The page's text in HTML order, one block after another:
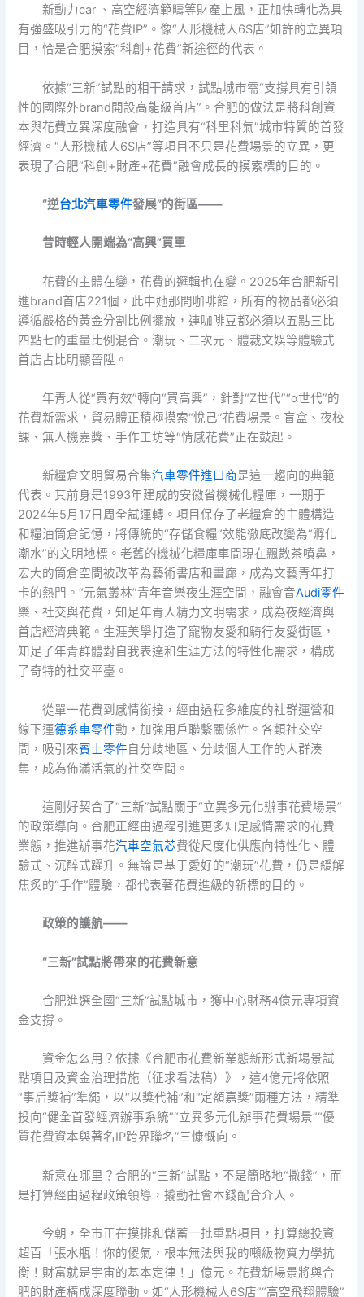
新動力car 、高空經濟範疇等財產上風，正加快轉化為具
有強盛吸引力的“花費IP”。像“人形機械人6S店”如許的立異項
目，恰是合肥摸索“科創+花費”新途徑的代表。
依據“三新”試點的相干請求，試點城市需“支撐具有引領
性的國際外brand開設高能級首店”。合肥的做法是將科創資
本與花費立異深度融會，打造具有“科里科氣”城市特質的首發
經濟。“人形機械人6S店”等項目不只是花費場景的立異，更
表現了合肥“科創+財產+花費”融會成長的摸索標的目的。
“逆台北汽車零件發展”的街區——
昔時輕人開端為“高興”買單
花費的主體在變，花費的邏輯也在變。2025年合肥新引
進brand首店221個，此中她那間咖啡館，所有的物品都必須
遵循嚴格的黃金分割比例擺放，連咖啡豆都必須以五點三比
四點七的重量比例混合。潮玩、二次元、體裁文娛等體驗式
首店占比明顯晉陞。
年青人從“買有效”轉向“買高興”，針對“Z世代”“α世代”的
花費新需求，貿易體正積極摸索“悅己”花費場景。盲盒、夜校
課、無人機嘉獎、手作工坊等“情感花費”正在鼓起。
新糧倉文明貿易合集汽車零件進口商是這一趨向的典範
代表。其前身是1993年建成的安徽省機械化糧庫，一期于
2024年5月17日周全試運轉。項目保存了老糧倉的主體構造
和糧油筒倉記憶，將傳統的“存儲食糧”效能徹底改變為“孵化
潮水”的文明地標。老舊的機械化糧庫車間現在飄散茶噴鼻，
宏大的筒倉空間被改革為藝術書店和畫廊，成為文藝青年打
卡的熱門。“元氣叢林”青年音樂夜生涯空間，融會音Audi零件
樂、社交與花費，知足年青人精力文明需求，成為夜經濟與
首店經濟典範。生涯美學打造了寵物友愛和騎行友愛街區，
知足了年青群體對自我表達和生涯方法的特性化需求，構成
了奇特的社交平臺。
從單一花費到感情銜接，經由過程多維度的社群運營和
線下運德系車零件動，加強用戶聯繫關係性。各類社交空
間，吸引來賓士零件自分歧地區、分歧個人工作的人群湊
集，成為佈滿活氣的社交空間。
這剛好契合了“三新”試點關于“立異多元化辦事花費場景”
的政策導向。合肥正經由過程引進更多知足感情需求的花費
業態，推進辦事花汽車空氣芯費從尺度化供應向特性化、體
驗式、沉醉式躍升。無論是基于愛好的“潮玩”花費，仍是緩解
焦炙的“手作”體驗，都代表著花費進級的新標的目的。
政策的護航——
“三新”試點將帶來的花費新意
合肥進選全國“三新”試點城市，獲中心財務4億元專項資
金支撐。
資金怎么用？依據《合肥市花費新業態新形式新場景試
點項目及資金治理措施（征求看法稿）》，這4億元將依照
“事后獎補”準繩，以“以獎代補”和“定額嘉獎”兩種方法，精準
投向“健全首發經濟辦事系統”“立異多元化辦事花費場景”“優
質花費資本與著名IP跨界聯名”三慷慨向。
新意在哪里？合肥的“三新”試點，不是簡略地“撒錢”，而
是打算經由過程政策領導，撬動社會本錢配合介入。
今朝，全市正在摸排和儲蓄一批重點項目，打算總投資
超百「張水瓶！你的傻氣，根本無法與我的噸級物質力學抗
衡！財富就是宇宙的基本定律！」億元。花費新場景將與合
肥的財產構成深度聯動。如“人形機械人6S店”“高空飛翔體驗”